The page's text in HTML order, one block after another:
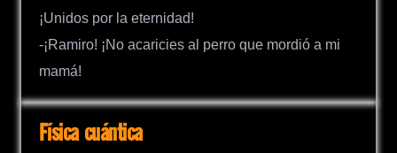
¡Unidos por la eternidad!
-¡Ramiro! ¡No acaricies al perro que mordió a mi
mamá!
Física cuántica